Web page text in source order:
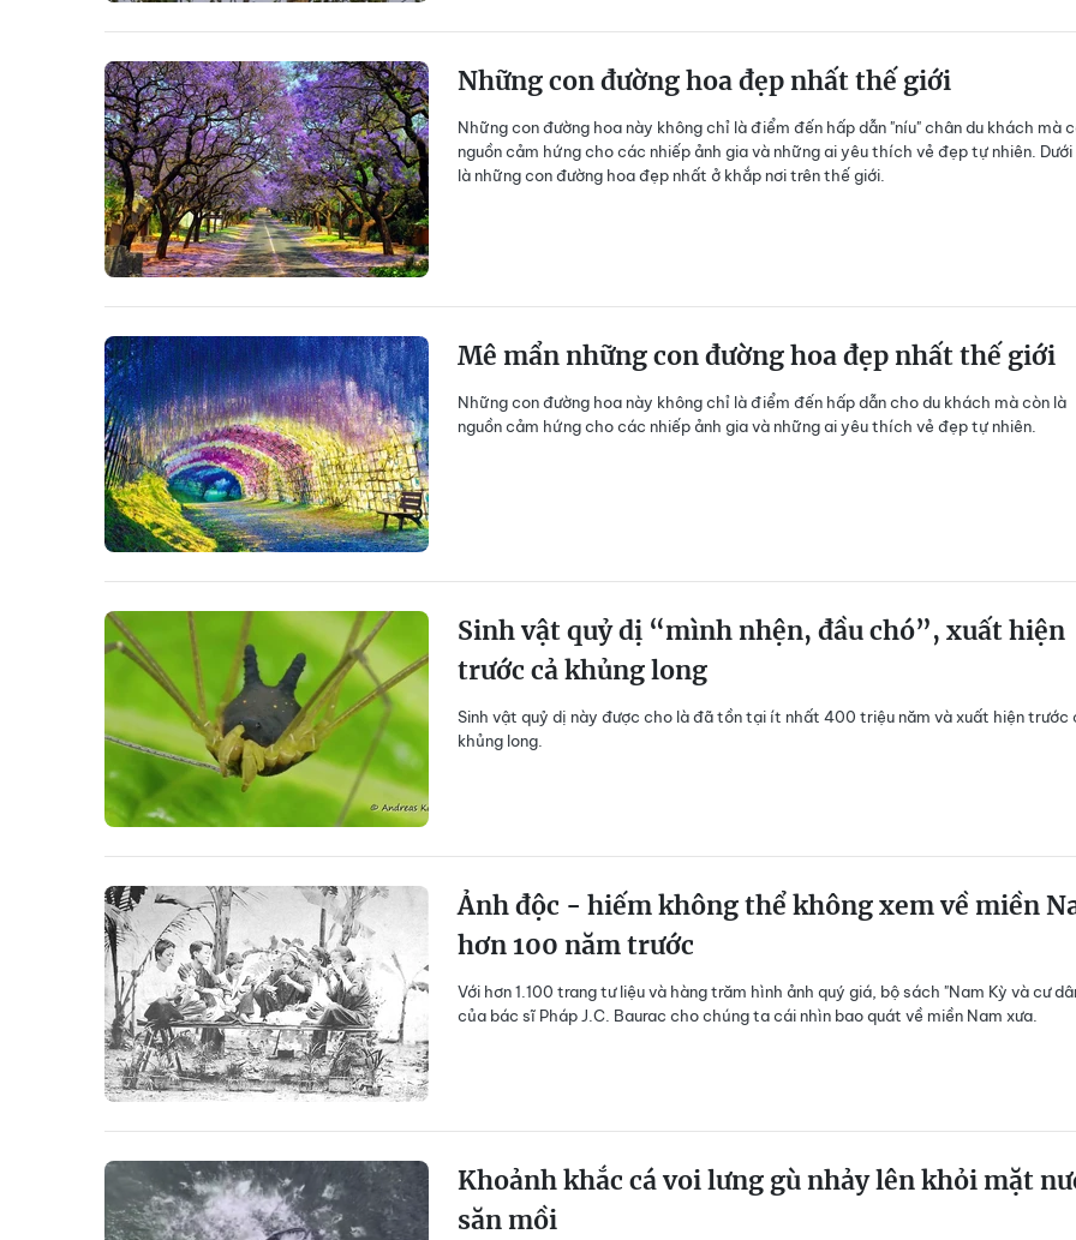
Những con đường hoa đẹp nhất thế giới
Những con đường hoa này không chỉ là điểm đến hấp dẫn "níu" chân du khách mà
nguồn cảm hứng cho các nhiếp ảnh gia và những ai yêu thích vẻ đẹp tự nhiên.
là những con đường hoa đẹp nhất ở khắp nơi trên thế giới.
Mê mẩn những con đường hoa đẹp nhất thế giới
Những con đường hoa này không chỉ là điểm đến hấp dẫn cho du khách mà còn là
nguồn cảm hứng cho các nhiếp ảnh gia và những ai yêu thích vẻ đẹp tự nhiên.
Sinh vật quỷ dị “mình nhện, đầu chó”, xuất hiện
trước cả khủng long
Sinh vật quỷ dị này được cho là đã tồn tại ít nhất 400 triệu năm và xuất hiện trước
khủng long.
Ảnh độc - hiếm không thể không xem về miền
hơn 100 năm trước
Với hơn 1.100 trang tư liệu và hàng trăm hình ảnh quý giá, bộ sách "Nam Kỳ và cư
của bác sĩ Pháp J.C. Baurac cho chúng ta cái nhìn bao quát về miền Nam xưa.
Khoảnh khắc cá voi lưng gù nhảy lên khỏi mặt
săn mồi